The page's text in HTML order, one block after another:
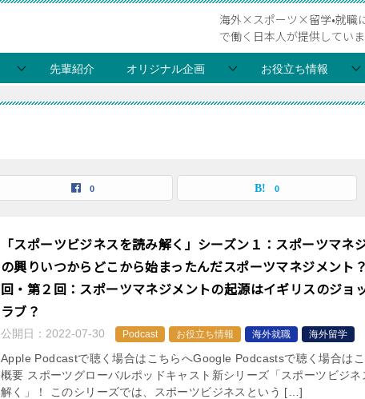
海外×スポーツ×留学•就職
で働く日本人が提供してい
先輩紹介 オリジナル企画 お役立ち情報
0 0
「スポーツビジネスを読み解く」シーズン１：スポーツマネ
の興りいつからどこから始まったんだスポーツマネジメント
回・第２回：スポーツマネジメントの起源はイギリスのジョ
ラブ？
公開日： 2022-07-30 Podcast お役立ち情報 海外就職 海外留学
Apple Podcastで聴く場合はこちらへGoogle Podcastsで聴く場合は
概要 スポーツグローバルポッドキャスト新シリーズ「スポーツビジネ
解く」！ このシリーズでは、スポーツビジネスという […]